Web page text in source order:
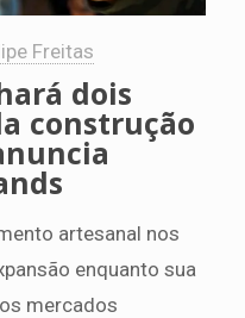
Freitas
dois
construção
artesanal nos
enquanto sua
mercados